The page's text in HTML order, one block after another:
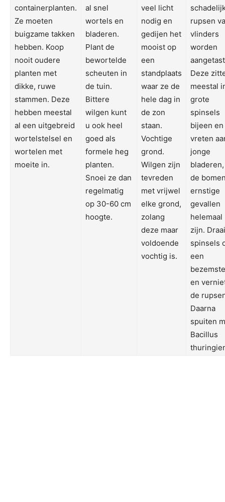
containerplanten.
Ze moeten
buigzame takken
hebben. Koop
nooit oudere
planten met
dikke, ruwe
stammen. Deze
hebben meestal
al een uitgebreid
wortelstelsel en
wortelen met
moeite in.
al snel
wortels en
bladeren.
Plant de
bewortelde
scheuten in
de tuin.
Bittere
wilgen kunt
u ook heel
goed als
formele heg
planten.
Snoei ze dan
regelmatig
op 30-60 cm
hoogte.
veel licht
nodig en
gedijen het
mooist op
een
standplaats
waar ze de
hele dag in
de zon
staan.
Vochtige
grond.
Wilgen zijn
tevreden
met vrijwel
elke grond,
zolang
deze maar
voldoende
vochtig is.
rupsen
vlinders
worden
Deze
meestal
grote
spinsels
bijeen en
vreten
jonge
de
ernstige
gevallen
helemaal
zijn.
spinsels
een
en
de
Daarna
spuiten
Bacillus